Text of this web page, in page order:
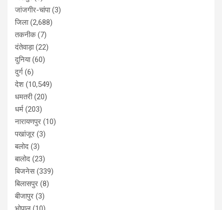
जांजगीर-चांपा(3)
जिला(2,688)
तकनीक(7)
दंतेवाड़ा(22)
दुनिया(60)
दुर्ग (6)
देश (10,549)
धमतरी(20)
धर्म (203)
नारायणपुर (10)
पखांजूर (3)
बलोद (3)
बालोद (23)
बिजनेस(339)
बिलासपुर (8)
बीजापुर (3)